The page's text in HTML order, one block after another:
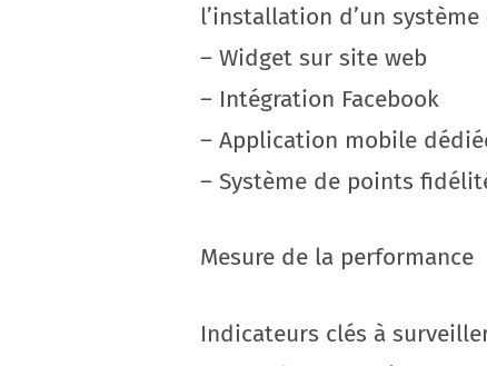
l’installation d’un
– Widget sur site web
– Intégration Facebook
– Application mobile
– Système de points
Mesure de la performance
Indicateurs clés à